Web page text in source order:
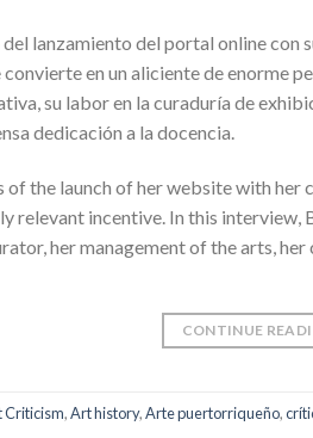
del lanzamiento del portal online
en un aliciente de enorme
su labor en la curaduría de
dedicación a la docencia.
of the launch of her website with
relevant incentive. In this
her management of the arts,
CONTINUE
Criticism,Art history,Arte puertorriqueño,